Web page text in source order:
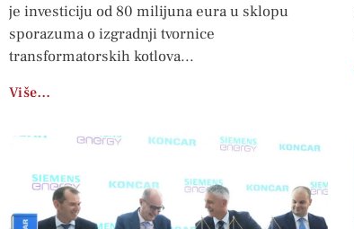
je investiciju od 80 milijuna eura u sklopu
sporazuma o izgradnji tvornice
transformatorskih kotlova
Više…